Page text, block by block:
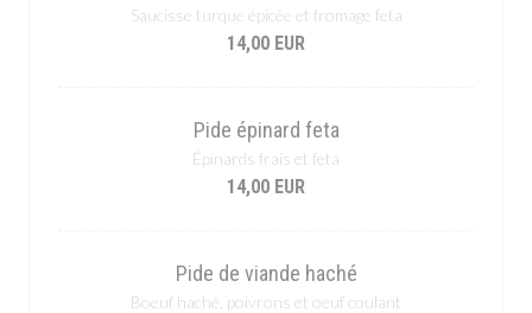
Saucisse turque épicée et fromage feta
14,00 EUR
Pide épinard feta
Épinards frais et feta
14,00 EUR
Pide de viande haché
Boeuf haché, poivrons et oeuf coulant